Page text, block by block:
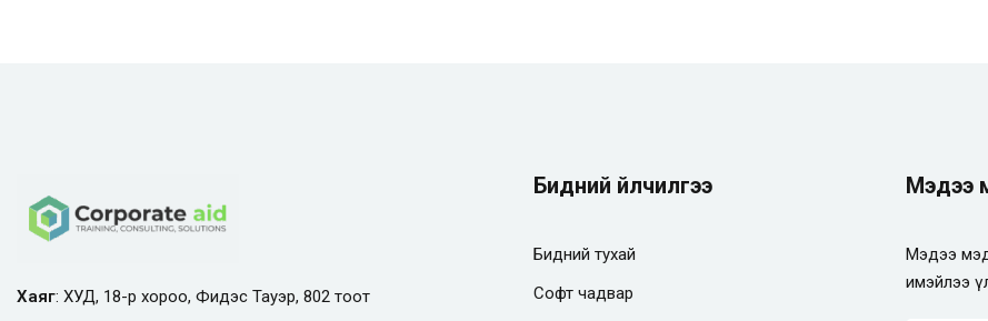
Хаяг: ХУД, 18-р хороо, Фидэс Тауэр, 802 тоот
Бидний үйлчилгээ
Бидний тухай
Софт чадвар
Мэдээ
Мэдээ
имэйлээ